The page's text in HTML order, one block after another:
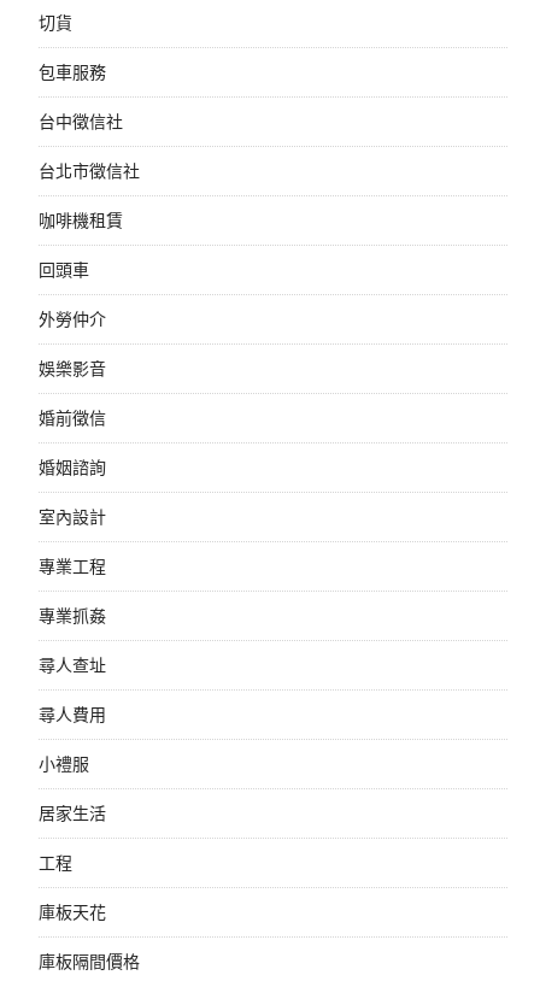
切貨
包車服務
台中徵信社
台北市徵信社
咖啡機租賃
回頭車
外勞仲介
娛樂影音
婚前徵信
婚姻諮詢
室內設計
專業工程
專業抓姦
尋人查址
尋人費用
小禮服
居家生活
工程
庫板天花
庫板隔間價格